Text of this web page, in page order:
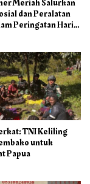
Meriah Salurkan
dan Peralatan
Peringatan Hari
TNI Keliling
untuk
Papua